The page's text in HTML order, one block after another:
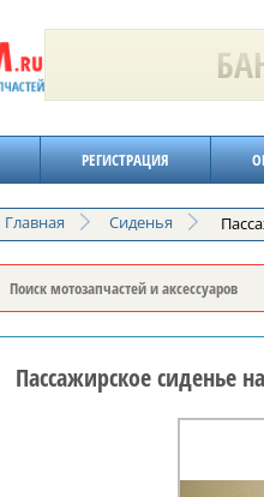
РЕГИСТРАЦИЯ
Главная Сиденья
Пассажирское сиденье